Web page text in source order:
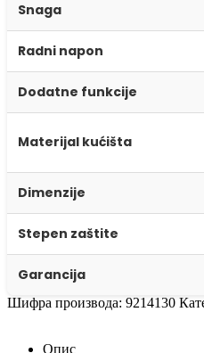
Snaga
Radni napon
Dodatne funkcije
Materijal kućišta
Dimenzije
Stepen zaštite
Garancija
Шифра производа: 9214130
Опис